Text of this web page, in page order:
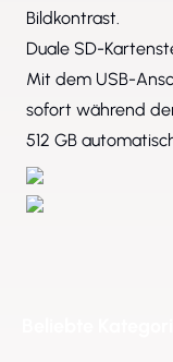
Bildkontrast.
Duale SD-
Mit dem USB-
sofort während
512 GB